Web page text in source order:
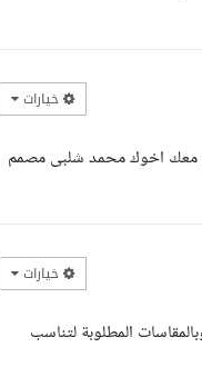
خيارات
معك اخوك محمد شلبى مصمم
خيارات
المطلوبة لتناسب